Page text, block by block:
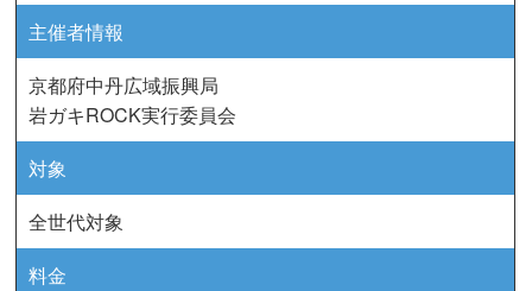
主催者情報
京都府中丹広域振興局
岩ガキROCK実行委員会
対象
全世代対象
料金